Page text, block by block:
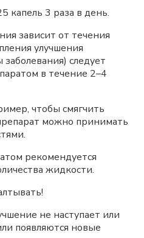
капель 3 раза в день.
зависит от течения
улучшения
следует
в течение 2–4
чтобы смягчить
можно принимать
рекомендуется
жидкости.
не наступает или
появляются новые